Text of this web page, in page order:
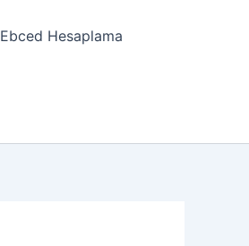
Ebced Hesaplama